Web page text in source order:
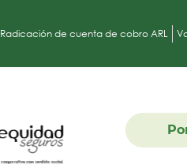
Radicación de cuenta de cobro ARL